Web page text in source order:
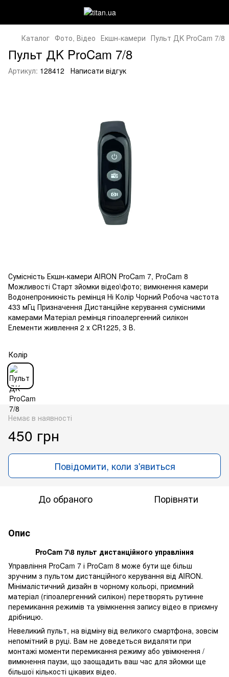
Каталог Фото, Відео Екшн-камери Пульт ДK ProCam 7/8
Пульт ДK ProCam 7/8
Артикул: 128412 Написати відгук
Сумісність Екшн-камери AIRON ProCam 7, ProCam 8
Можливості Старт зйомки відео\фото; вимкнення камери
Водонепроникність ремінця Ні Колір Чорний Робоча частота
433 мГц Призначення Дистанційне керування сумісними
камерами Матеріал ремінця гіпоалергенний силікон
Елементи живлення 2 х CR1225, 3 В.
Колір
Немає в наявності
450 грн
Повідомити, коли з'явиться
До обраного Порівняти
Опис
ProCam 7\8 пульт дистанційного управління
Управління ProCam 7 і ProCam 8 може бути ще більш
зручним з пультом дистанційного керування від AIRON.
Мінімалістичний дизайн в чорному кольорі, приємний
матеріал (гіпоалергенний силікон) перетворять рутинне
перемикання режимів та увімкнення запису відео в приємну
дрібницю.
Невеликий пульт, на відміну від великого смартфона, зовсім
непомітний в руці. Вам не доведеться видаляти при
монтажі моменти перемикання режиму або увімкнення /
вимкнення паузи, що заощадить ваш час для зйомки ще
більшої кількості цікавих відео.